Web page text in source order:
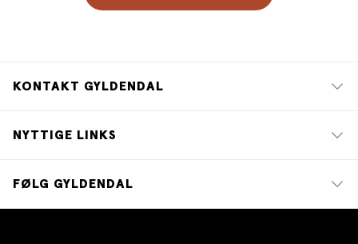
KONTAKT GYLDENDAL
NYTTIGE LINKS
FØLG GYLDENDAL